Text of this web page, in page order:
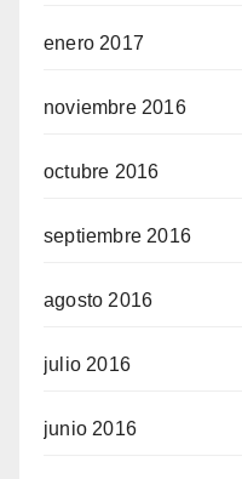
enero 2017
noviembre 2016
octubre 2016
septiembre 2016
agosto 2016
julio 2016
junio 2016